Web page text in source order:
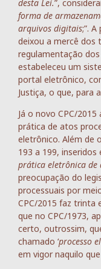
desta Lei.”,
forma de
arquivos digitais;”.
deixou a mercê dos
regulamentação
estabeleceu um
portal eletrônico,
Justiça, o que, para
Já o novo CPC/
prática de atos
eletrônico. Além de
193 a 199,
prática eletrônica de
preocupação do
processuais por
CPC/2015 faz trinta
que no CPC/1973,
certo, outrossim,
chamado ‘processo
em vigor naquilo